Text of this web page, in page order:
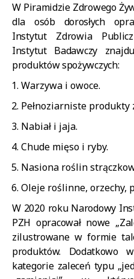
W Piramidzie Zdrowego
dla osób dorosłych
Instytut Zdrowia
Instytut Badawczy
produktów spożywczych:
Warzywa i owoce.
Pełnoziarniste produkty
Nabiał i jaja.
Chude mięso i ryby.
Nasiona roślin
Oleje roślinne, orzechy,
W 2020 roku Narodowy
PZH opracował nowe
zilustrowane w formie
produktów. Dodatkowo
kategorie zaleceń typu